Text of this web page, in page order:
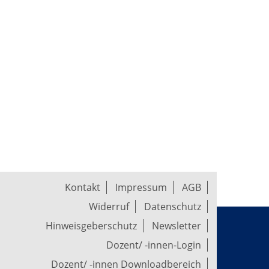
Kontakt Impressum
AGB
Widerruf
Datenschutz
Hinweisgeberschutz
Newsletter
Dozent/ -innen-Login
Dozent/ -innen Downloadbereich